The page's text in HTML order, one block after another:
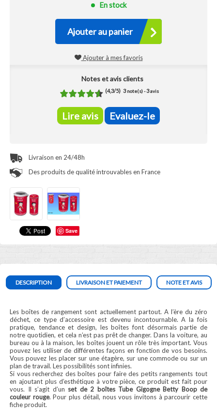
Save
En stock
Ajouter au panier
Ajouter à mes favoris
Notes et avis clients
(4,3/5) 3note(s) -3avis
Lire avis Evaluez-le
Livraison en 24/48h
Des produits de qualité introuvables en France
DESCRIPTION LIVRAISON ET PAIEMENT NOTE ET AVIS
Les boîtes de rangement sont actuellement partout. A l’ère du zéro
déchet, ce type d’accessoire est devenu incontournable. A la fois
pratique, tendance et design, les boîtes font désormais partie de
notre quotidien, et cela n’est pas prêt de changer. Dans la voiture, au
bureau ou à la maison, les boîtes jouent un rôle très important. Vous
pouvez les utiliser de différentes façons en fonction de vos besoins.
Vous pouvez les placer sur une étagère, sur une commode ou sur un
plan de travail. Les possibilités sont infinies.
Si vous recherchez des boîtes pour faire des petits rangements tout
en ajoutant plus d’esthétique à votre pièce, ce produit est fait pour
vous. Il s’agit d’un set de 2 boîtes Tube Gigogne Betty Boop de
couleur rouge. Pour plus détail, nous vous invitons à parcourir cette
fiche produit.